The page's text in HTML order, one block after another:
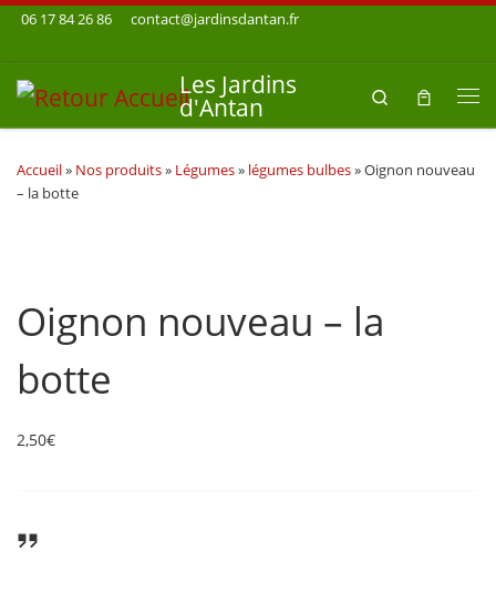
Skip to content
06 17 84 26 86 contact@jardinsdantan.fr
Les Jardins
d'Antan
Search
Accueil» Nos produits» Légumes» légumes bulbes»Oignon nouveau
– la botte
Oignon nouveau – la
botte
2,50€